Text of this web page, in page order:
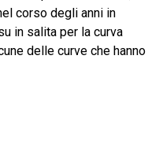
corso degli anni in
in salita per la curva
delle curve che hanno